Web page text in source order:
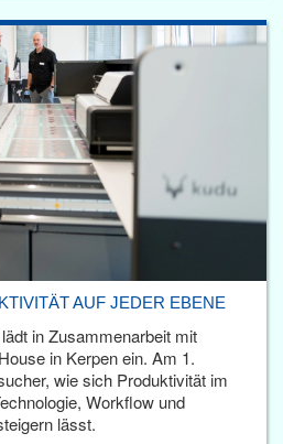
AUF JEDER EBENE
in Zusammenarbeit mit
in Kerpen ein. Am 1.
wie sich Produktivität im
Workflow und
lässt.